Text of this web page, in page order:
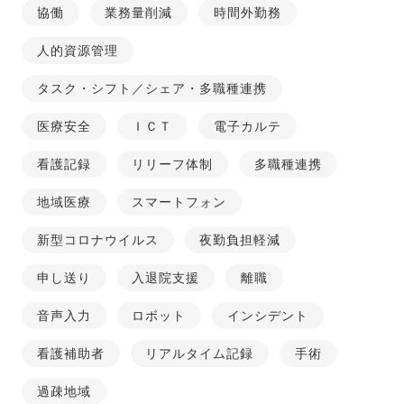
協働 業務量削減 時間外勤務
人的資源管理
タスク・シフト／シェア・多職種連携
医療安全 ＩＣＴ 電子カルテ
看護記録 リリーフ体制 多職種連携
地域医療 スマートフォン
新型コロナウイルス 夜勤負担軽減
申し送り 入退院支援 離職
音声入力 ロボット インシデント
看護補助者 リアルタイム記録 手術
過疎地域